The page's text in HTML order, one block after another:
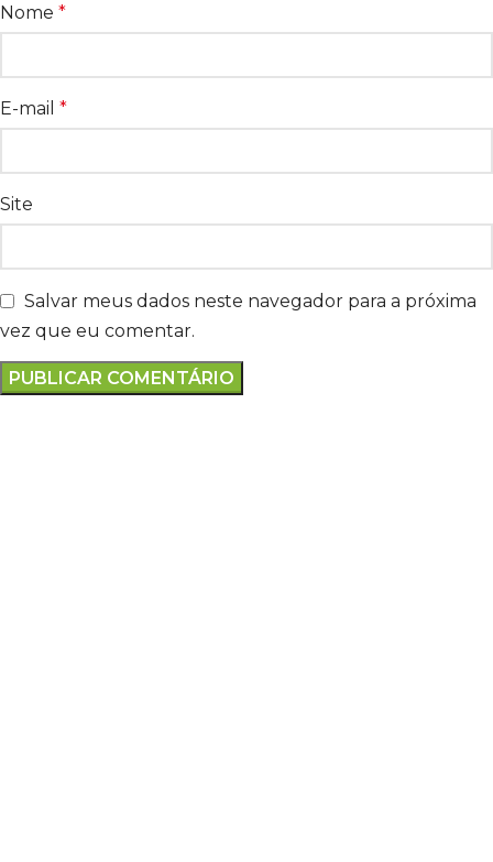
Nome *
E-mail *
Site
Salvar meus dados neste navegador para a próxima
vez que eu comentar.